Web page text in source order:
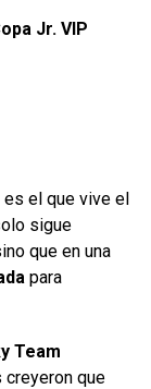
Jr. VIP
es el que vive el
sigue
que en una
para
Team
que